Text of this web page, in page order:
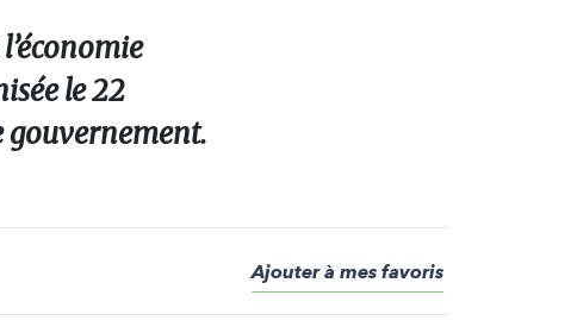
le 22
gouvernement.
Ajouter à mes favoris